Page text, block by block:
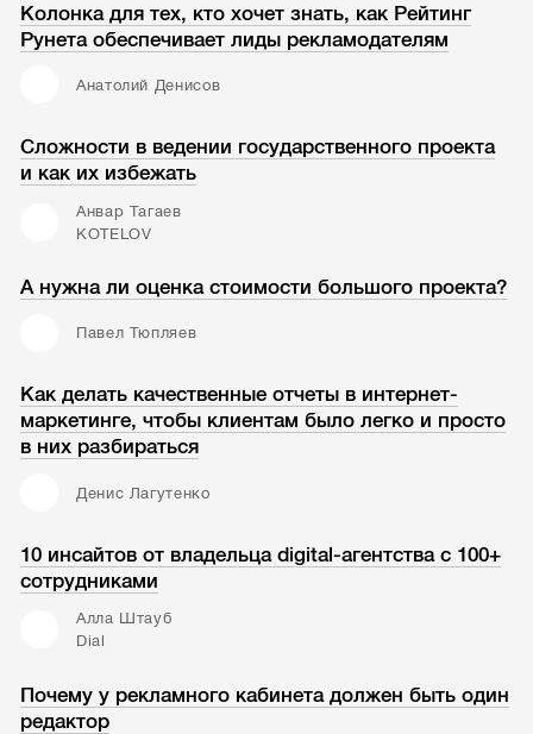
Колонка для тех, кто хочет знать, как Рейтинг
Рунета обеспечивает лиды рекламодателям
Анатолий Денисов
Сложности в ведении государственного проекта
и как их избежать
Анвар Тагаев
KOTELOV
А нужна ли оценка стоимости большого проекта?
Павел Тюпляев
Как делать качественные отчеты в интернет-
маркетинге, чтобы клиентам было легко и просто
в них разбираться
Денис Лагутенко
10 инсайтов от владельца digital-агентства с 100+
сотрудниками
Алла Штауб
Dial
Почему у рекламного кабинета должен быть один
редактор